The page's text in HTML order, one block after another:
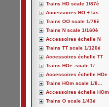
Trains HO scale 1/87è
Accessoires HO + las...
Trains OO scale 1/76è
Trains N scale 1/160è
Accessoires échelle N
Trains TT scale 1/120è
Accessoires échelle TT
Trains HOe -scale 1/...
Accessoires échelle HOe
Trains HOm scale 1/8...
Accessoires échelle HOm
Trains O scale 1/43è